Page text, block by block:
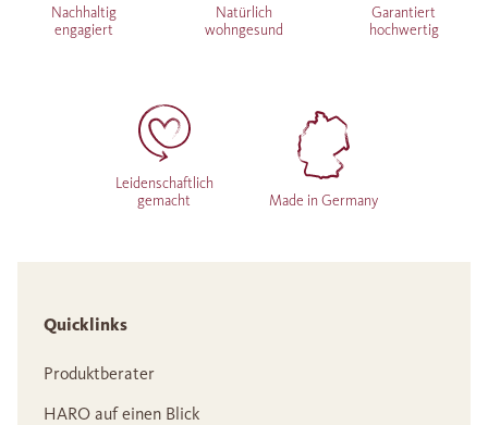
Nachhaltig
engagiert
Natürlich
wohngesund
Garantiert
hochwertig
Leidenschaftlich
gemacht
Made in Germany
Quicklinks
Produktberater
HARO auf einen Blick